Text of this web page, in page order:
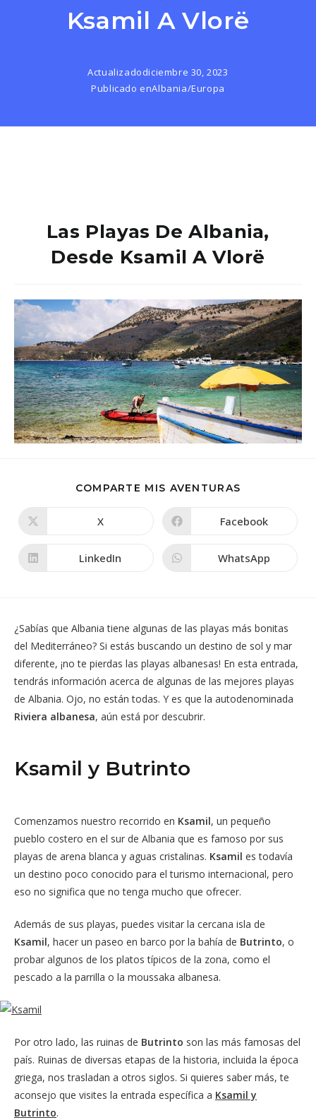
Ksamil A Vlorë
Actualizadodiciembre 30, 2023
Publicado enAlbania/Europa
Las Playas De Albania,
Desde Ksamil A Vlorë
COMPARTE MIS AVENTURAS
CONTENIDO
una
nueva
X Se
una
nueva
Facebook
Se
LinkedIn Se
WhatsApp
¿Sabías que Albania tiene algunas de las playas más bonitas
del Mediterráneo? Si estás buscando un destino de sol y mar
diferente, ¡no te pierdas las playas albanesas! En esta entrada,
tendrás información acerca de algunas de las mejores playas
de Albania. Ojo, no están todas. Y es que la autodenominada
Riviera albanesa, aún está por descubrir.
Ksamil y Butrinto
Comenzamos nuestro recorrido en Ksamil, un pequeño
pueblo costero en el sur de Albania que es famoso por sus
playas de arena blanca y aguas cristalinas. Ksamil es todavía
un destino poco conocido para el turismo internacional, pero
eso no significa que no tenga mucho que ofrecer.
Además de sus playas, puedes visitar la cercana isla de
Ksamil, hacer un paseo en barco por la bahía de Butrinto, o
probar algunos de los platos típicos de la zona, como el
pescado a la parrilla o la moussaka albanesa.
Por otro lado, las ruinas de Butrinto son las más famosas del
país. Ruinas de diversas etapas de la historia, incluida la época
griega, nos trasladan a otros siglos. Si quieres saber más, te
aconsejo que visites la entrada específica a Ksamil y
Butrinto.